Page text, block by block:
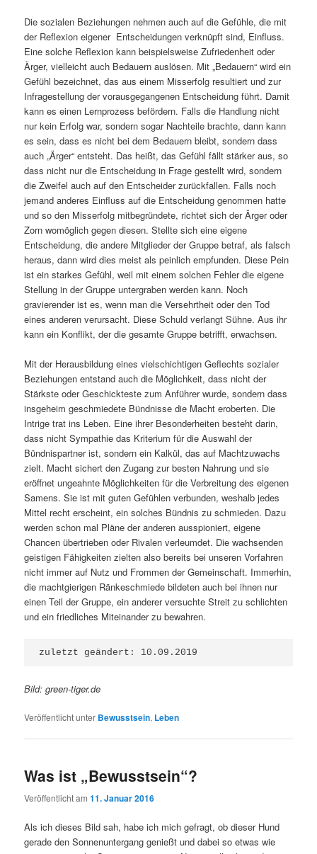
Die sozialen Beziehungen nehmen auch auf die Gefühle, die mit
der Reflexion eigener Entscheidungen verknüpft sind, Einfluss.
Eine solche Reflexion kann beispielsweise Zufriedenheit oder
Ärger, vielleicht auch Bedauern auslösen. Mit „Bedauern“ wird ein
Gefühl bezeichnet, das aus einem Misserfolg resultiert und zur
Infragestellung der vorausgegangenen Entscheidung führt. Damit
kann es einen Lernprozess befördern. Falls die Handlung nicht
nur kein Erfolg war, sondern sogar Nachteile brachte, dann kann
es sein, dass es nicht bei dem Bedauern bleibt, sondern dass
auch „Ärger“ entsteht. Das heißt, das Gefühl fällt stärker aus, so
dass nicht nur die Entscheidung in Frage gestellt wird, sondern
die Zweifel auch auf den Entscheider zurückfallen. Falls noch
jemand anderes Einfluss auf die Entscheidung genommen hatte
und so den Misserfolg mitbegründete, richtet sich der Ärger oder
Zorn womöglich gegen diesen. Stellte sich eine eigene
Entscheidung, die andere Mitglieder der Gruppe betraf, als falsch
heraus, dann wird dies meist als peinlich empfunden. Diese Pein
ist ein starkes Gefühl, weil mit einem solchen Fehler die eigene
Stellung in der Gruppe untergraben werden kann. Noch
gravierender ist es, wenn man die Versehrtheit oder den Tod
eines anderen verursacht. Diese Schuld verlangt Sühne. Aus ihr
kann ein Konflikt, der die gesamte Gruppe betrifft, erwachsen.
Mit der Herausbildung eines vielschichtigen Geflechts sozialer
Beziehungen entstand auch die Möglichkeit, dass nicht der
Stärkste oder Geschickteste zum Anführer wurde, sondern dass
insgeheim geschmiedete Bündnisse die Macht eroberten. Die
Intrige trat ins Leben. Eine ihrer Besonderheiten besteht darin,
dass nicht Sympathie das Kriterium für die Auswahl der
Bündnispartner ist, sondern ein Kalkül, das auf Machtzuwachs
zielt. Macht sichert den Zugang zur besten Nahrung und sie
eröffnet ungeahnte Möglichkeiten für die Verbreitung des eigenen
Samens. Sie ist mit guten Gefühlen verbunden, weshalb jedes
Mittel recht erscheint, ein solches Bündnis zu schmieden. Dazu
werden schon mal Pläne der anderen ausspioniert, eigene
Chancen übertrieben oder Rivalen verleumdet. Die wachsenden
geistigen Fähigkeiten zielten also bereits bei unseren Vorfahren
nicht immer auf Nutz und Frommen der Gemeinschaft. Immerhin,
die machtgierigen Ränkeschmiede bildeten auch bei ihnen nur
einen Teil der Gruppe, ein anderer versuchte Streit zu schlichten
und ein friedliches Miteinander zu bewahren.
zuletzt geändert: 10.09.2019
Bild: green-tiger.de
Veröffentlicht unter Bewusstsein, Leben
Was ist „Bewusstsein“?
Veröffentlicht am11. Januar 2016
Als ich dieses Bild sah, habe ich mich gefragt, ob dieser Hund
gerade den Sonnenuntergang genießt und dabei so etwas wie